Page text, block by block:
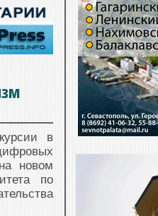
в
новом
по